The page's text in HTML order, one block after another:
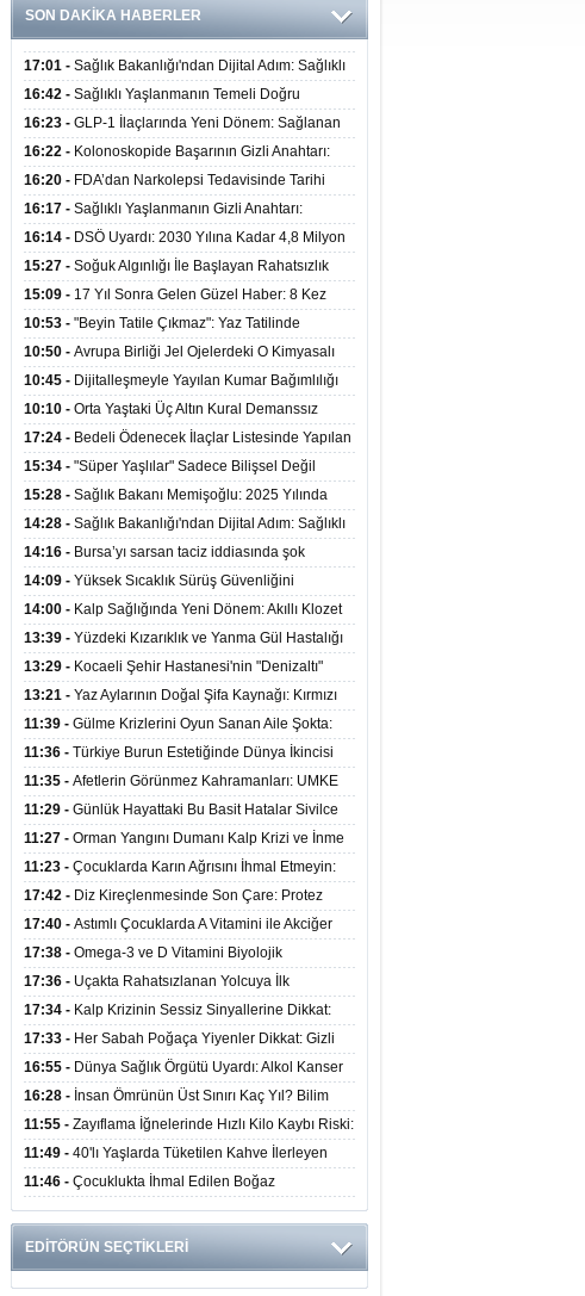
SON DAKİKA HABERLER
17:01 - Sağlık Bakanlığı'ndan Dijital Adım: Sağlıklı
Hayat Merkezlerinde Uzaktan Danışmanlık Dönemi
Başladı
16:42 - Sağlıklı Yaşlanmanın Temeli Doğru
Beslenmeden Geçiyor: İleri Yaşta Hangi Besin
Öğelerine İhtiyaç Duyuluyor?
16:23 - GLP-1 İlaçlarında Yeni Dönem: Sağlanan
Faydalar Yalnızca Kilo Kaybıyla Sınırlı Değil
16:22 - Kolonoskopide Başarının Gizli Anahtarı:
Yetersiz Bağırsak Temizliği Poliplerin Gözden
Kaçmasına Neden Oluyor
16:20 - FDA’dan Narkolepsi Tedavisinde Tarihi
Onay: Oreksin Sistemini Hedefleyen İlk İlaç
Kullanıma Sunuldu
16:17 - Sağlıklı Yaşlanmanın Gizli Anahtarı:
Düzenli Kuvvet Antrenmanı Kas Ve Kemik Sağlığını
Koruyor
16:14 - DSÖ Uyardı: 2030 Yılına Kadar 4,8 Milyon
Hemşire ve Ebe Açığı Oluşabilir
15:27 - Soğuk Algınlığı İle Başlayan Rahatsızlık
Karaciğer Yetmezliği Çıktı: 17 Yıl Sonra Nakille
Hayata Tutundu
15:09 - 17 Yıl Sonra Gelen Güzel Haber: 8 Kez
Reddedilen Hastaya 9'uncu Çağrıda Nakil Yapıldı
10:53 - "Beyin Tatile Çıkmaz": Yaz Tatilinde
Öğrenilenlerin Yüzde 39'u Unutulabiliyor
10:50 - Avrupa Birliği Jel Ojelerdeki O Kimyasalı
Yasakladı: Kısırlık ve Alerji Riski Uyarısı
10:45 - Dijitalleşmeyle Yayılan Kumar Bağımlılığı
Beyni ve Aileyi Yıkıma Uğratıyor
10:10 - Orta Yaştaki Üç Altın Kural Demanssız
Yaşamı 13 Yıl Uzatabiliyor
17:24 - Bedeli Ödenecek İlaçlar Listesinde Yapılan
Düzenlemeler Hakkında Duyuru 2026/30
15:34 - "Süper Yaşlılar" Sadece Bilişsel Değil
Fiziksel Olarak da Daha Sağlıklı Yaşıyor
15:28 - Sağlık Bakanı Memişoğlu: 2025 Yılında
300 Bini Aşkın Kişiye Emzirme Eğitimi Verildi
14:28 - Sağlık Bakanlığı'ndan Dijital Adım: Sağlıklı
Hayat Merkezlerinde Uzaktan Sağlık Hizmeti
Başladı
14:16 - Bursa’yı sarsan taciz iddiasında şok
gelişme!
14:09 - Yüksek Sıcaklık Sürüş Güvenliğini
Düşürüyor: 40 Derecede Güvenli Sürüş Süresi 53
Dakikaya İniyor
14:00 - Kalp Sağlığında Yeni Dönem: Akıllı Klozet
Kapağı 30 Saniyede Ritim Bozukluğunu Tespit
Ediyor
13:39 - Yüzdeki Kızarıklık ve Yanma Gül Hastalığı
(Rozasea) Belirtisi Olabilir
13:29 - Kocaeli Şehir Hastanesi'nin "Denizaltı"
Görünümlü Ünitesi Hastalara Umut Oluyor
13:21 - Yaz Aylarının Doğal Şifa Kaynağı: Kırmızı
Meyveler Bağışıklığı ve Kalbi Koruyor
11:39 - Gülme Krizlerini Oyun Sanan Aile Şokta:
3,5 Yaşındaki Çocuk 8 Kez Felç Geçirdi
11:36 - Türkiye Burun Estetiğinde Dünya İkincisi
Oldu
11:35 - Afetlerin Görünmez Kahramanları: UMKE
Dev Kadrosuyla Görev Başında
11:29 - Günlük Hayattaki Bu Basit Hatalar Sivilce
Oluşumunu Tetikliyor
11:27 - Orman Yangını Dumanı Kalp Krizi ve İnme
Riskini Artırıyor
11:23 - Çocuklarda Karın Ağrısını İhmal Etmeyin:
Apandisit Habercisi Olabilir
17:42 - Diz Kireçlenmesinde Son Çare: Protez
Ameliyatı İle Yaşam Kalitesi Artıyor
17:40 - Astımlı Çocuklarda A Vitamini ile Akciğer
Hacmi Arasında Bağlantı Bulundu
17:38 - Omega-3 ve D Vitamini Biyolojik
Yaşlanmayı Yavaşlatabilir
17:36 - Uçakta Rahatsızlanan Yolcuya İlk
Müdahale Sağlık Bakanı Memişoğlu'ndan Geldi
17:34 - Kalp Krizinin Sessiz Sinyallerine Dikkat:
Yalnızca Göğüs Ağrısıyla Gelmiyor
17:33 - Her Sabah Poğaça Yiyenler Dikkat: Gizli
Şeker ve Yağ Yükü Kalbi ve Bağırsakları Tehdit
Ediyor
16:55 - Dünya Sağlık Örgütü Uyardı: Alkol Kanser
Riskini Doğrudan Artırıyor
16:28 - İnsan Ömrünün Üst Sınırı Kaç Yıl? Bilim
İnsanlarından Yeni Yaşam Süresi Modeli
11:55 - Zayıflama İğnelerinde Hızlı Kilo Kaybı Riski:
Uzmanlar Hekim Kontrolü Şart Diyor
11:49 - 40'lı Yaşlarda Tüketilen Kahve İlerleyen
Yıllarda Zihinsel ve Fiziksel Sağlığı Koruyor
11:46 - Çocuklukta İhmal Edilen Boğaz
Enfeksiyonu İleride Kalp Kapağını Bozabiliyor
EDİTÖRÜN SEÇTİKLERİ